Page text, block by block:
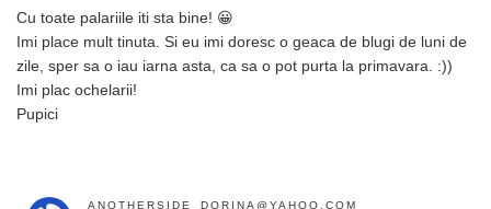
Cu toate palariile iti sta bine! 😀
Imi place mult tinuta. Si eu imi doresc o geaca de blugi de luni de
zile, sper sa o iau iarna asta, ca sa o pot purta la primavara. :))
Imi plac ochelarii!
Pupici
ANOTHERSIDE_DORINA@YAHOO.COM